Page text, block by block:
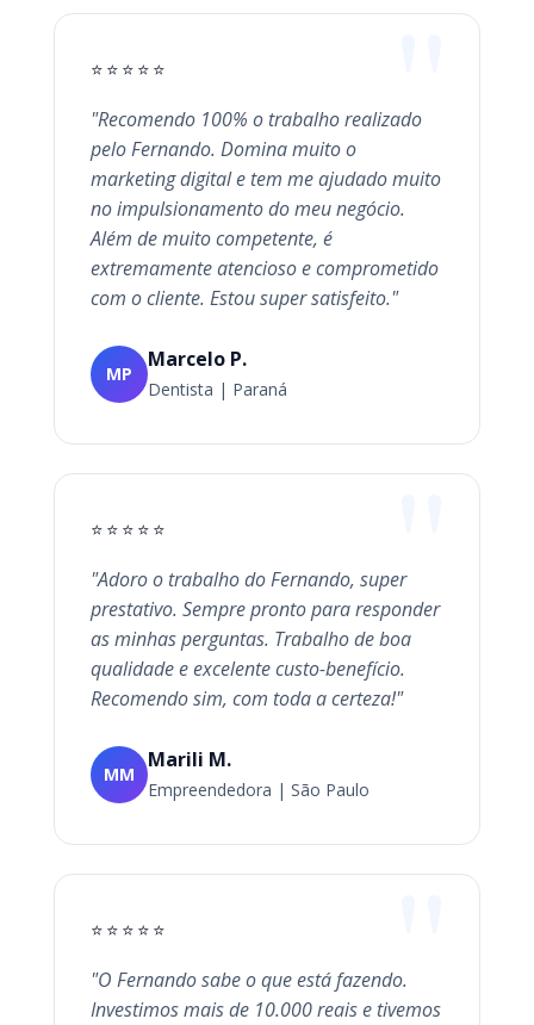
⭐⭐⭐⭐⭐
"Recomendo 100% o trabalho realizado
pelo Fernando. Domina muito o
marketing digital e tem me ajudado muito
no impulsionamento do meu negócio.
Além de muito competente, é
extremamente atencioso e comprometido
com o cliente. Estou super satisfeito."
MP
Marcelo P.
Dentista | Paraná
⭐⭐⭐⭐⭐
"Adoro o trabalho do Fernando, super
prestativo. Sempre pronto para responder
as minhas perguntas. Trabalho de boa
qualidade e excelente custo-benefício.
Recomendo sim, com toda a certeza!"
MM
Marili M.
Empreendedora | São Paulo
⭐⭐⭐⭐⭐
"O Fernando sabe o que está fazendo.
Investimos mais de 10.000 reais e tivemos